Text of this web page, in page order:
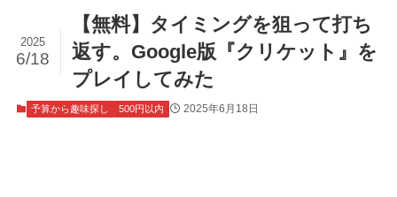
【無料】タイミングを狙って打ち
返す。Google版『クリケット』を
プレイしてみた
2025
6/18
予算から趣味探し 500円以内 2025年6月18日